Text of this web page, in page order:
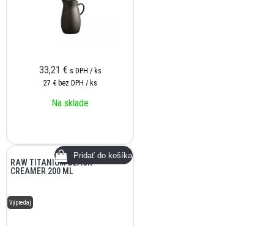
33,21 € s DPH / ks
27 € bez DPH / ks
Na sklade
RAW TITANIUM BLACK-
CREAMER 200 ML
Výpredaj